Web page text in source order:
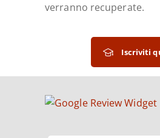
verranno recuperate.
Iscriviti